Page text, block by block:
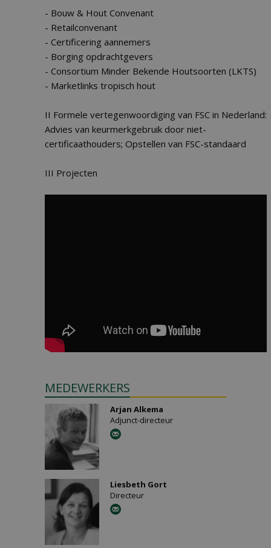
- Bouw & Hout Convenant
- Retailconvenant
- Certificering aannemers
- Borging opdrachtgevers
- Consortium Minder Bekende Houtsoorten (LKTS)
- Marketlinks tropisch hout
II Formele vertegenwoordiging van FSC in Nederland:
Advies van keurmerkgebruik door niet-
certificaathouders; Opstellen van FSC-standaard
III Projecten
MEDEWERKERS
Arjan Alkema
Adjunct-directeur
Liesbeth Gort
Directeur